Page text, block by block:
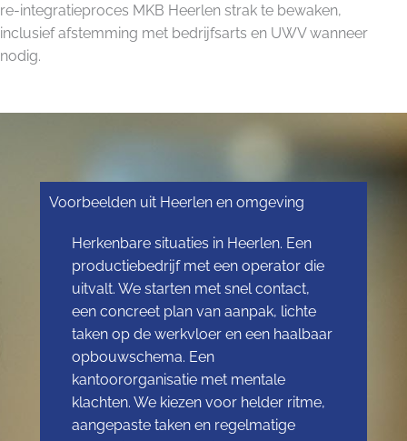
re-integratieproces MKB Heerlen strak te bewaken,
inclusief afstemming met bedrijfsarts en UWV wanneer
nodig.
Voorbeelden uit Heerlen en omgeving
Herkenbare situaties in Heerlen. Een
productiebedrijf met een operator die
uitvalt. We starten met snel contact,
een concreet plan van aanpak, lichte
taken op de werkvloer en een haalbaar
opbouwschema. Een
kantoororganisatie met mentale
klachten. We kiezen voor helder ritme,
aangepaste taken en regelmatige